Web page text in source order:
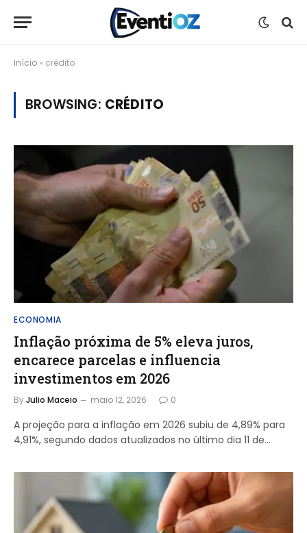
Início » crédito
BROWSING: CRÉDITO
ECONOMIA
Inflação próxima de 5% eleva juros,
encarece parcelas e influencia
investimentos em 2026
ByJulio Maceio maio 12, 2026 0
A projeção para a inflação em 2026 subiu de 4,89% para
4,91%, segundo dados atualizados no último dia 11 de…